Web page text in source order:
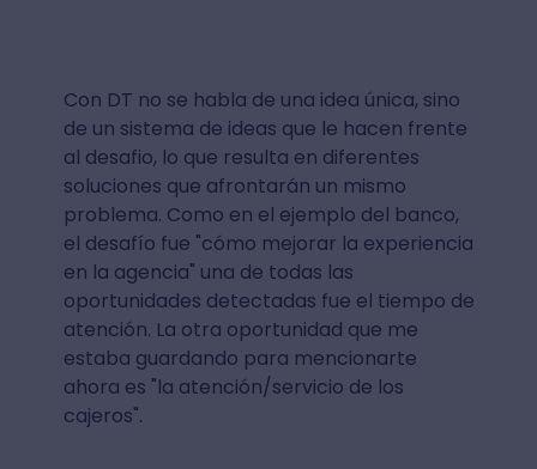
Con DT no se habla de una idea única, sino
de un sistema de ideas que le hacen frente
al desafio, lo que resulta en diferentes
soluciones que afrontarán un mismo
problema. Como en el ejemplo del banco,
el desafío fue "cómo mejorar la experiencia
en la agencia" una de todas las
oportunidades detectadas fue el tiempo de
atención. La otra oportunidad que me
estaba guardando para mencionarte
ahora es "la atención/servicio de los
cajeros".